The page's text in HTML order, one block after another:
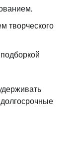
творческого